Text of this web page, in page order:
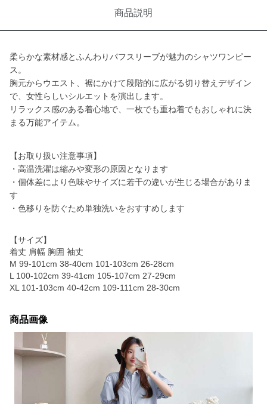
商品説明
柔らかな素材感とふんわりパフスリーブが魅力のシャツワンピー
ス。
胸元からウエスト、裾にかけて段階的に広がる切り替えデザイン
で、女性らしいシルエットを演出します。
リラックス感のある着心地で、一枚でも重ね着でもおしゃれに決
まる万能アイテム。
【お取り扱い注意事項】
・高温洗濯は縮みや変形の原因となります
・個体差により色味やサイズに若干の違いが生じる場合がありま
す
・色移りを防ぐため単独洗いをおすすめします
【サイズ】
着丈 肩幅 胸囲 袖丈
M 99-101cm 38-40cm 101-103cm 26-28cm
L 100-102cm 39-41cm 105-107cm 27-29cm
XL 101-103cm 40-42cm 109-111cm 28-30cm
商品画像